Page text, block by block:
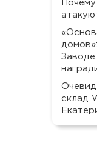
Заводе
склад